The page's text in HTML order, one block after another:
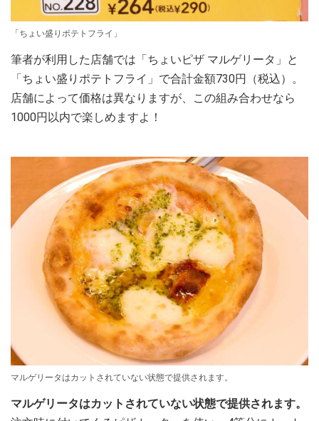
「ちょい盛りポテトフライ」
筆者が利用した店舗では「ちょいピザ マルゲリータ」と
「ちょい盛りポテトフライ」で合計金額730円（税込）。
店舗によって価格は異なりますが、この組み合わせなら
1000円以内で楽しめますよ！
マルゲリータはカットされていない状態で提供されます。
マルゲリータはカットされていない状態で提供されます。